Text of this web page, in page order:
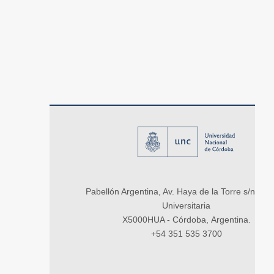
Pabellón Argentina, Av. Haya de la Torre s/n,
Universitaria
X5000HUA - Córdoba, Argentina.
+54 351 535 3700